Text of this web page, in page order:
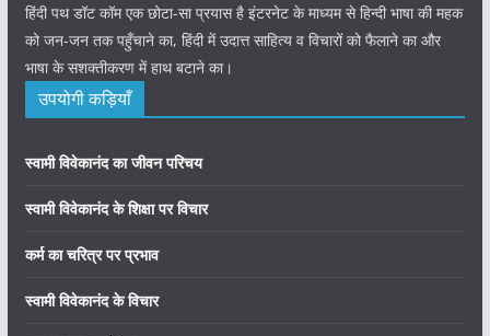
हिंदी पथ डॉट कॉम एक छोटा-सा प्रयास है इंटरनेट के माध्यम से हिन्दी भाषा की महक
को जन-जन तक पहुँचाने का, हिंदी में उदात्त साहित्य व विचारों को फैलाने का और
भाषा के सशक्तीकरण में हाथ बटाने का।
उपयोगी कड़ियाँ
स्वामी विवेकानंद का जीवन परिचय
स्वामी विवेकानंद के शिक्षा पर विचार
कर्म का चरित्र पर प्रभाव
स्वामी विवेकानंद के विचार